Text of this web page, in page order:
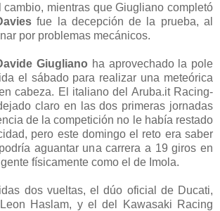
cambio, mientras que Giugliano completó
fue la decepción de la prueba, al
por problemas mecánicos.
Giugliano ha aprovechado la pole
el sábado para realizar una meteórica
cabeza. El italiano del Aruba.it Racing-
claro en las dos primeras jornadas
de la competición no le había restado
pero este domingo el reto era saber
aguantar una carrera a 19 giros en
físicamente como el de Imola.
dos vueltas, el dúo oficial de Ducati,
Haslam, y el del Kawasaki Racing